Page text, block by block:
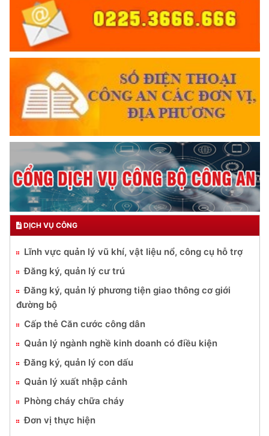
DỊCH VỤ CÔNG
Lĩnh vực quản lý vũ khí, vật liệu nổ, công cụ hỗ trợ
Đăng ký, quản lý cư trú
Đăng ký, quản lý phương tiện giao thông cơ giới
đường bộ
Cấp thẻ Căn cước công dân
Quản lý ngành nghề kinh doanh có điều kiện
Đăng ký, quản lý con dấu
Quản lý xuất nhập cảnh
Phòng cháy chữa cháy
Đơn vị thực hiện